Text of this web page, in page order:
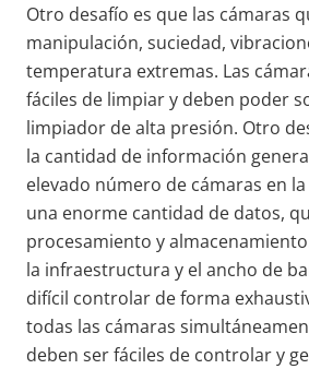
Otro desafío es que las cámaras
manipulación, suciedad,
temperatura extremas. Las
fáciles de limpiar y deben poder
limpiador de alta presión. Otro
la cantidad de información
elevado número de cámaras en
una enorme cantidad de datos,
procesamiento y
la infraestructura y el ancho de
difícil controlar de forma
todas las cámaras
deben ser fáciles de controlar y